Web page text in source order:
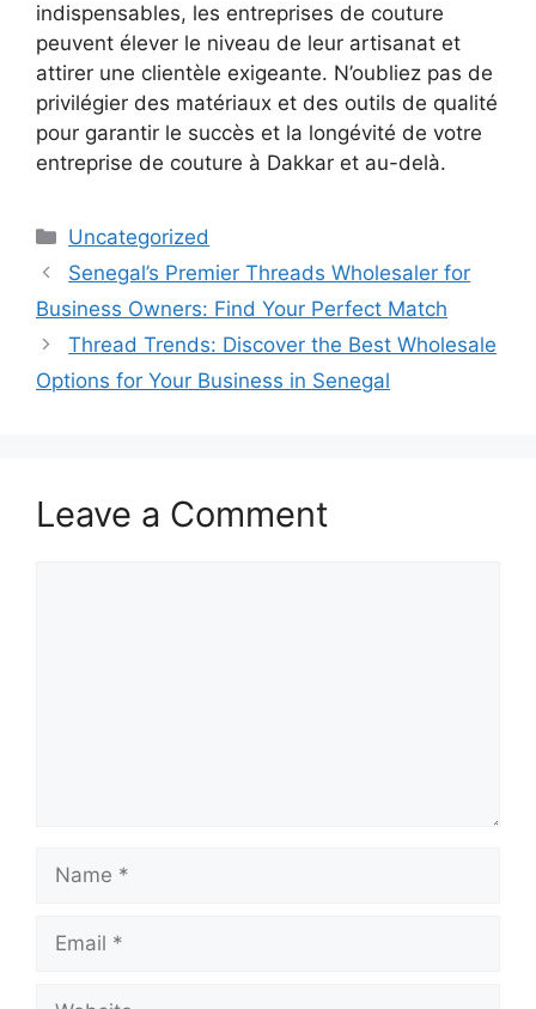
indispensables, les entreprises de couture
peuvent élever le niveau de leur artisanat et
attirer une clientèle exigeante. N’oubliez pas de
privilégier des matériaux et des outils de qualité
pour garantir le succès et la longévité de votre
entreprise de couture à Dakkar et au-delà.
Categories
Uncategorized
Senegal’s Premier Threads Wholesaler for
Business Owners: Find Your Perfect Match
Thread Trends: Discover the Best Wholesale
Options for Your Business in Senegal
Leave a Comment
Name
Email
Website